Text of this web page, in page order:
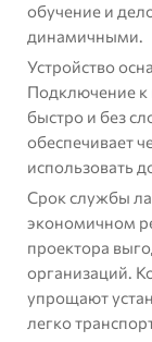
обучение и
динамичными.
Устройство
Подключение к
быстро и без
обеспечивает
использовать
Срок службы
экономичном
проектора
организаций.
упрощают
легко